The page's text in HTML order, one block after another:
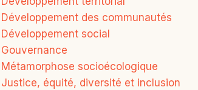
Développement des communautés
Développement social
Gouvernance
Métamorphose socioécologique
Justice, équité, diversité et inclusion